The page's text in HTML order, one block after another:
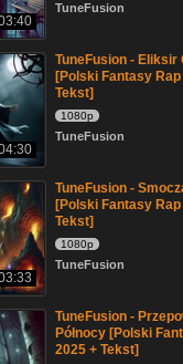
TuneFusion
TuneFusion - Eliksir
[Polski Fantasy Rap
Tekst]
1080p
TuneFusion
TuneFusion -
[Polski Fantasy Rap
Tekst]
1080p
TuneFusion
TuneFusion -
Północy [Polski
2025 + Tekst]